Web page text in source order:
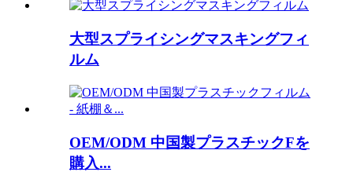
大型スプライシングマスキングフィ
ルム
OEM/ODM 中国製プラスチックFを
購入...